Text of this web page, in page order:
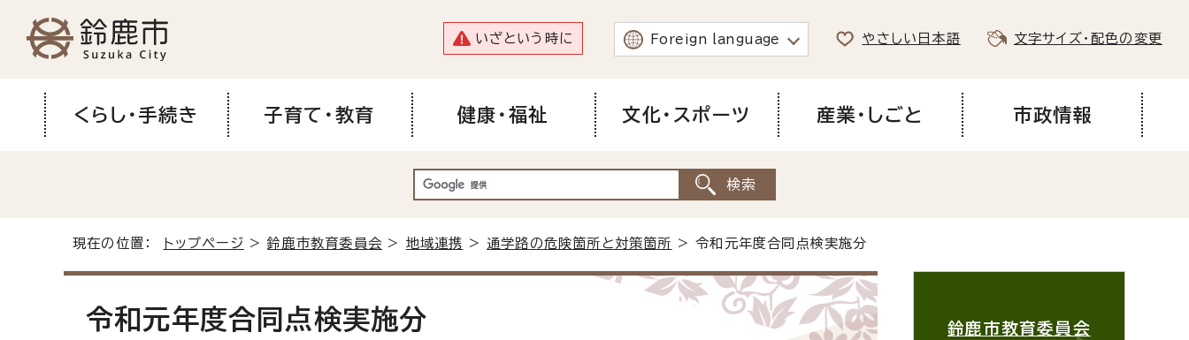
いざという時に Foreign language やさしい日本語 文字サイズ・配色の変更
くらし・手続き 子育て・教育 健康・福祉 文化・スポーツ 産業・しごと 市政情報
現在の位置： トップページ >鈴鹿市教育委員会 > 地域連携 >通学路の危険箇所と対策箇所 > 令和元年度合同点検実施分
令和元年度合同点検実施分 鈴鹿市教育委員会